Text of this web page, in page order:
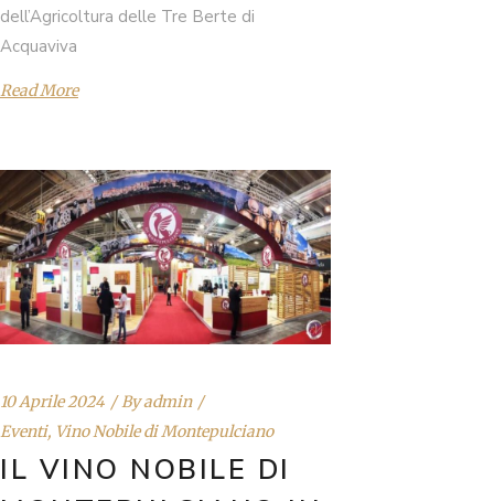
dell’Agricoltura delle Tre Berte di
Acquaviva
Read More
10 Aprile 2024 Byadmin
Eventi, Vino Nobile di Montepulciano
IL VINO NOBILE DI